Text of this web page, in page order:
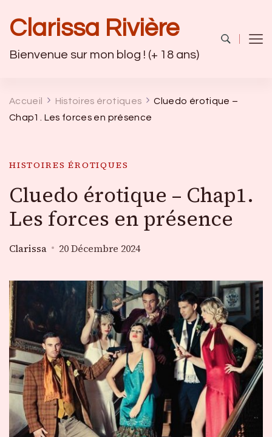
Clarissa Rivière
Bienvenue sur mon blog ! (+ 18 ans)
Accueil Histoires érotiques
Cluedo érotique –
Chap1. Les forces en présence
HISTOIRES ÉROTIQUES
Cluedo érotique – Chap1.
Les forces en présence
Clarissa 20 Décembre 2024